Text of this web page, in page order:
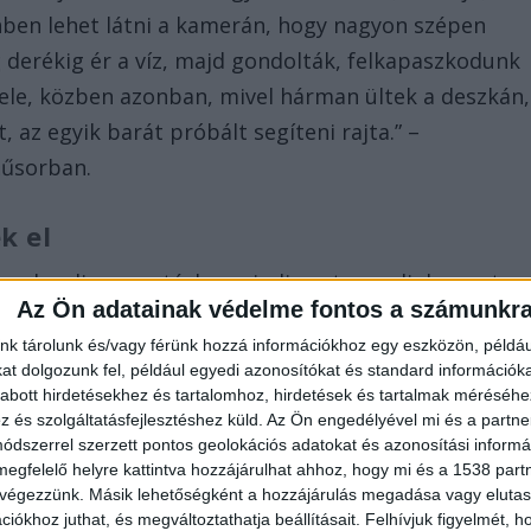
Az Ön adatainak védelme fontos a
tárolunk és/vagy férünk hozzá információkhoz egy eszközön,
dolgozunk fel, például egyedi azonosítókat és standard
hirdetésekhez és tartalomhoz, hirdetések és tartalmak
és szolgáltatásfejlesztéshez küld. Az Ön engedélyével mi és a
szerzett pontos geolokációs adatokat és azonosítási
helyre kattintva hozzájárulhat ahhoz, hogy mi és a 1538
Másik lehetőségként a hozzájárulás megadása vagy
juthat, és megváltoztathatja beállításait. Felhívjuk figyelmét,
lehet látni a kamerán, hogy nagyon szépen
ér a víz, majd gondolták, felkapaszkodunk
közben azonban, mivel hárman ültek a deszkán,
az egyik barát próbált segíteni rajta.” –
el
kezdjen mentésbe, mindig azt mondjuk, mert
gyakorlatilag elmerülnek– tette hozzá a
vezetője.
siettek a megmentésükre, ám akkor már
szakértő azt tanácsolja, még ha jó úszónak is